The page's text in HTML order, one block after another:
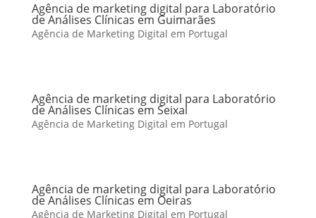
Agência de marketing digital para Laboratório
de Análises Clínicas em Guimarães
Agência de Marketing Digital em Portugal
Agência de marketing digital para Laboratório
de Análises Clínicas em Seixal
Agência de Marketing Digital em Portugal
Agência de marketing digital para Laboratório
de Análises Clínicas em Oeiras
Agência de Marketing Digital em Portugal